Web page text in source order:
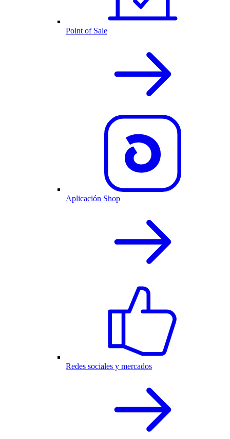
Point of Sale
Aplicación Shop
Redes sociales y mercados